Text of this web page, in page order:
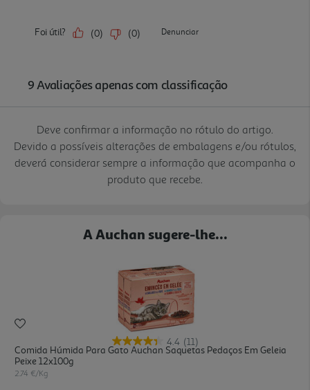
Deve confirmar a informação no rótulo do artigo.
Devido a possíveis alterações de embalagens e/ou rótulos,
deverá considerar sempre a informação que acompanha o
produto que recebe.
A Auchan sugere-lhe...
4.4 (11)
Comida Húmida Para Gato Auchan Saquetas Pedaços Em Geleia
Peixe 12x100g
2.74 €/Kg